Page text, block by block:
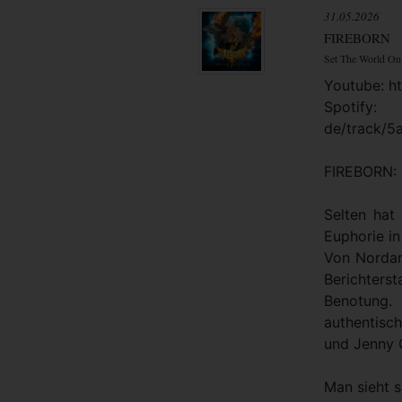
31.05.2026
FIREBORN
Set The World
Youtube:
de/track/
Selten hat
Euphorie
Von
und Jenny
Man sieht